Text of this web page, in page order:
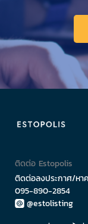
ติดต่อ Estopolis
ติดต่อลงประกาศ/หา
095-890-2854
@estolisting